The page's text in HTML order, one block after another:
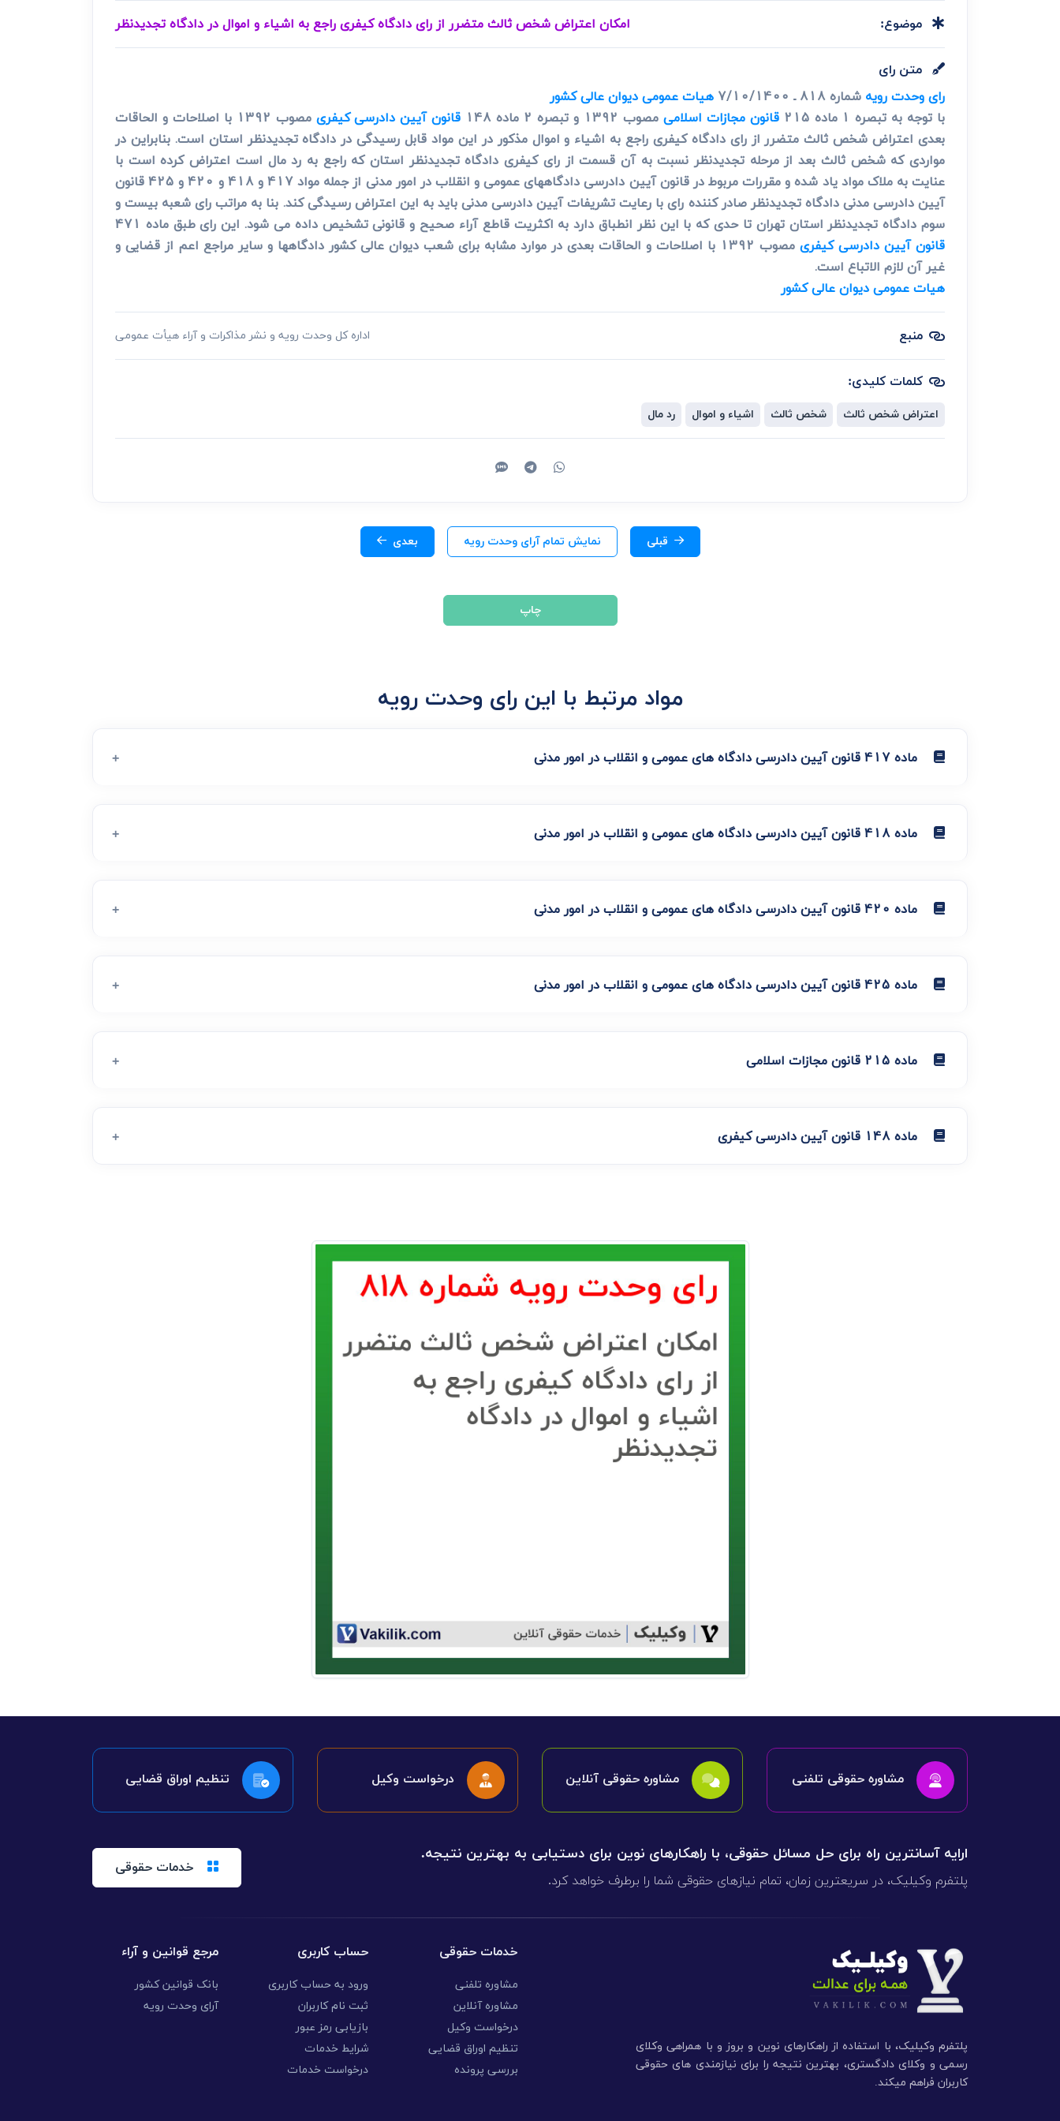
ابطال سند رسمی، افراز، ابطال مراحل ثبتی... موضوع: امکان اعتراض شخص ثالث متضرر از رای دادگاه کیفری راجع به اشیاء و اموال در دادگاه تجدیدنظر
متن رای
رای وحدت رویه شماره 818 ـ 7/10/1400
هیات عمومی دیوان عالی کشور
با توجه به تبصره 1 ماده 215
قانون مجازات اسلامی مصوب 1392 و تبصره 2 ماده 148 قانون آیین دادرسی کیفری
مصوب 1392 با اصلاحات و الحاقات
بعدی اعتراض شخص ثالث متضرر از رای دادگاه کیفری راجع به اشیاء و اموال مذکور در این مواد قابل رسیدگی در دادگاه تجدیدنظر استان است. بنابراین در
مواردی که شخص ثالث بعد از مرحله تجدیدنظر نسبت به آن قسمت از رای کیفری دادگاه تجدیدنظر استان که راجع به رد مال است اعتراض کرده است با
عنایت به ملاک مواد یاد شده و مقررات مربوط در قانون آیین دادرسی دادگاههای عمومی و انقلاب در امور مدنی از جمله مواد 417 و 418 و 420 و 425 قانون
آیین دادرسی مدنی دادگاه تجدیدنظر صادر کننده رای با رعایت تشریفات آیین دادرسی مدنی باید به این اعتراض رسیدگی کند. بنا به مراتب رای شعبه بیست و
سوم دادگاه تجدیدنظر استان تهران تا حدی که با این نظر انطباق دارد به اکثریت قاطع آراء صحیح و قانونی تشخیص داده می شود. این رای طبق ماده 471
قانون آیین دادرسی کیفری
مصوب 1392 با اصلاحات و الحاقات بعدی در موارد مشابه برای شعب دیوان عالی کشور دادگاهها و سایر مراجع اعم از قضایی و
غیر آن لازم الاتباع است.
هیات عمومی دیوان عالی کشور
منبع اداره کل وحدت رویه و نشر مذاکرات و آراء هیأت عمومی
کلمات کلیدی:
اعتراض شخص ثالث شخص ثالث اشیاء و اموال رد مال
بعدی نمایش تمام آرای وحدت رویه قبلی
چاپ
مواد مرتبط با این رای وحدت رویه
ماده 417 قانون آیین دادرسی دادگاه های عمومی و انقلاب در امور مدنی
ماده 418 قانون آیین دادرسی دادگاه های عمومی و انقلاب در امور مدنی
ماده 420 قانون آیین دادرسی دادگاه های عمومی و انقلاب در امور مدنی
ماده 425 قانون آیین دادرسی دادگاه های عمومی و انقلاب در امور مدنی
ماده 215 قانون مجازات اسلامی
ماده 148 قانون آیین دادرسی کیفری
مشاوره حقوقی تلفنی مشاوره حقوقی آنلاین درخواست وکیل تنظیم اوراق قضایی
ارایه آسانترین راه برای حل مسائل حقوقی، با راهکارهای نوین برای دستیابی به بهترین نتیجه.
پلتفرم وکیلیک، در سریعترین زمان، تمام نیازهای حقوقی شما را برطرف خواهد کرد.
خدمات حقوقی
پلتفرم وکیلیک، با استفاده از راهکارهای نوین و بروز و با همراهی وکلای
رسمی و وکلای دادگستری، بهترین نتیجه را برای نیازمندی های حقوقی
کاربران فراهم میکند.
خدمات حقوقی
مشاوره تلفنی
مشاوره آنلاین
درخواست وکیل
تنظیم اوراق قضایی
بررسی پرونده
حساب کاربری
ورود به حساب کاربری
ثبت نام کاربران
بازیابی رمز عبور
شرایط خدمات
درخواست خدمات
مرجع قوانین و آراء
بانک قوانین کشور
آرای وحدت رویه